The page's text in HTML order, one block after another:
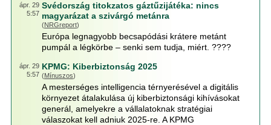
ápr. 29
5:57
Svédország titokzatos gáztűzijátéka: nincs
magyarázat a szivárgó metánra
(NRGreport)
Európa legnagyobb becsapódási krátere metánt
pumpál a légkörbe – senki sem tudja, miért. ????
ápr. 29
5:57
KPMG: Kiberbiztonság 2025
(Mínuszos)
A mesterséges intelligencia térnyerésével a digitális
környezet átalakulása új kiberbiztonsági kihívásokat
generál, amelyekre a vállalatoknak stratégiai
válaszokat kell adniuk 2025-re. A KPMG